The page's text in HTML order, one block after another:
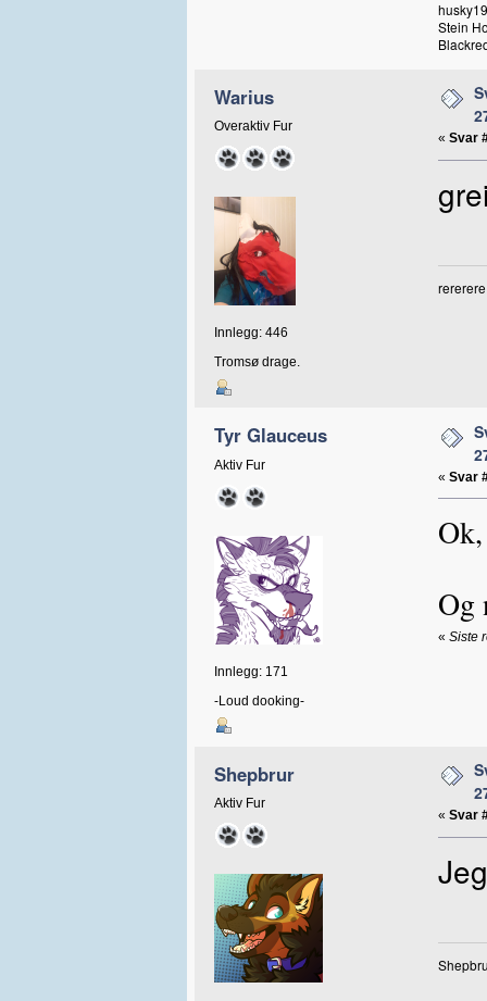
Stein
Warius
Overaktiv Fur
Innlegg: 446
Tromsø drage.
« Svar
Tyr Glauceus
Aktiv Fur
Innlegg: 171
-Loud dooking-
« Svar
Og
« Siste
Shepbrur
Aktiv Fur
« Svar